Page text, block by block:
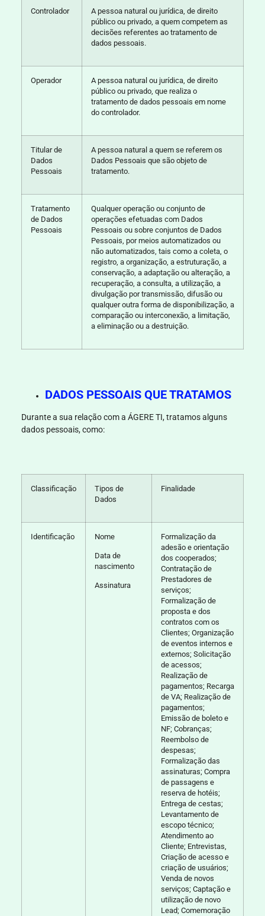
Controlador
A pessoa natural ou jurídica, de direito
público ou privado, a quem competem as
decisões referentes ao tratamento de
dados pessoais.
Operador
A pessoa natural ou jurídica, de direito
público ou privado, que realiza o
tratamento de dados pessoais em nome
do controlador.
Titular de
Dados
Pessoais
A pessoa natural a quem se referem os
Dados Pessoais que são objeto de
tratamento.
Tratamento
de Dados
Pessoais
Qualquer operação ou conjunto de
operações efetuadas com Dados
Pessoais ou sobre conjuntos de Dados
Pessoais, por meios automatizados ou
não automatizados, tais como a coleta, o
registro, a organização, a estruturação, a
conservação, a adaptação ou alteração, a
recuperação, a consulta, a utilização, a
divulgação por transmissão, difusão ou
qualquer outra forma de disponibilização, a
comparação ou interconexão, a limitação,
a eliminação ou a destruição.
DADOS PESSOAIS QUE TRATAMOS
Durante a sua relação com a ÁGERE TI, tratamos alguns
dados pessoais, como:
Classificação
Tipos de
Dados
Finalidade
Identificação Nome
Data de
nascimento
Assinatura
Formalização da
adesão e orientação
dos cooperados;
Contratação de
Prestadores de
serviços;
Formalização de
proposta e dos
contratos com os
Clientes; Organização
de eventos internos e
externos; Solicitação
de acessos;
Realização de
pagamentos; Recarga
de VA; Realização de
pagamentos;
Emissão de boleto e
NF; Cobranças;
Reembolso de
despesas;
Formalização das
assinaturas; Compra
de passagens e
reserva de hotéis;
Entrega de cestas;
Levantamento de
escopo técnico;
Atendimento ao
Cliente; Entrevistas,
Criação de acesso e
criação de usuários;
Venda de novos
serviços; Captação e
utilização de novo
Lead; Comemoração